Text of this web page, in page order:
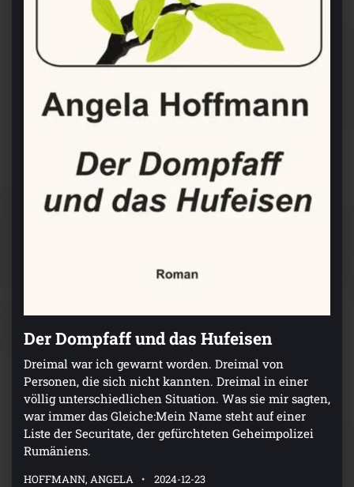
Der Dompfaff und das Hufeisen
Dreimal war ich gewarnt worden. Dreimal von
Personen, die sich nicht kannten. Dreimal in einer
völlig unterschiedlichen Situation. Was sie mir sagten,
war immer das Gleiche:Mein Name steht auf einer
Liste der Securitate, der gefürchteten Geheimpolizei
Rumäniens.
HOFFMANN, ANGELA 2024-12-23